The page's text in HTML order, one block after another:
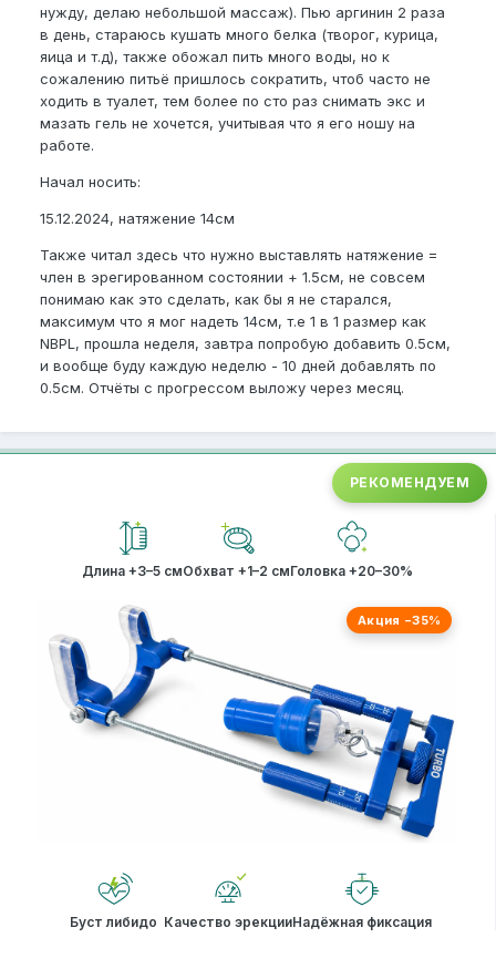
нужду, делаю небольшой массаж). Пью аргинин 2 раза
в день, стараюсь кушать много белка (творог, курица,
яица и т.д), также обожал пить много воды, но к
сожалению питьё пришлось сократить, чтоб часто не
ходить в туалет, тем более по сто раз снимать экс и
мазать гель не хочется, учитывая что я его ношу на
работе.
Начал носить:
15.12.2024, натяжение 14см
Также читал здесь что нужно выставлять натяжение =
член в эрегированном состоянии + 1.5см, не совсем
понимаю как это сделать, как бы я не старался,
максимум что я мог надеть 14см, т.е 1 в 1 размер как
NBPL, прошла неделя, завтра попробую добавить 0.5см,
и вообще буду каждую неделю - 10 дней добавлять по
0.5см. Отчёты с прогрессом выложу через месяц.
РЕКОМЕНДУЕМ
Длина +3–5 смОбхват +1–2 смГоловка +20–30%
Акция −35%
Буст либидо Качество эрекцииНадёжная фиксация